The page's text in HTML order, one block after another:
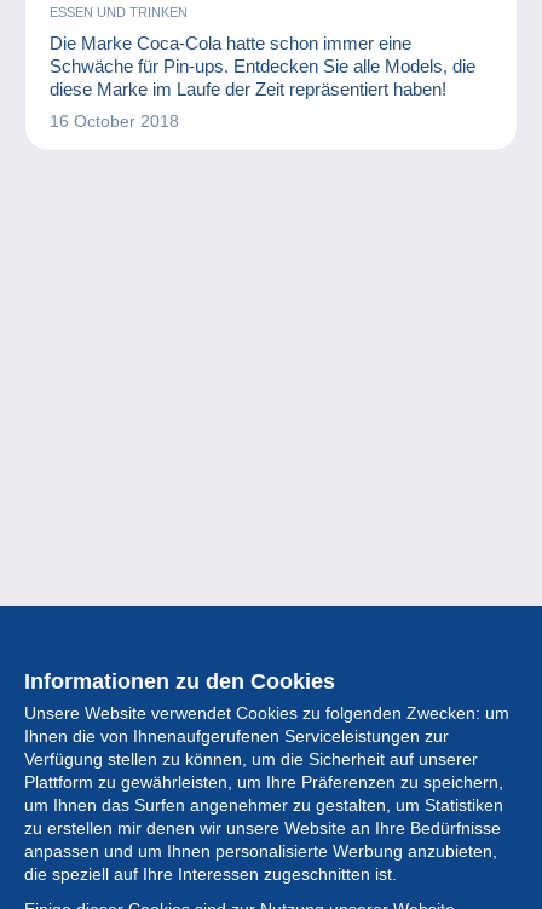
ESSEN UND TRINKEN
Die Marke Coca-Cola hatte schon immer eine
Schwäche für Pin-ups. Entdecken Sie alle Models, die
diese Marke im Laufe der Zeit repräsentiert haben!
16 October 2018
Informationen zu den Cookies
Unsere Website verwendet Cookies zu folgenden Zwecken: um
Ihnen die von Ihnenaufgerufenen Serviceleistungen zur
Verfügung stellen zu können, um die Sicherheit auf unserer
Plattform zu gewährleisten, um Ihre Präferenzen zu speichern,
um Ihnen das Surfen angenehmer zu gestalten, um Statistiken
zu erstellen mir denen wir unsere Website an Ihre Bedürfnisse
anpassen und um Ihnen personalisierte Werbung anzubieten,
die speziell auf Ihre Interessen zugeschnitten ist.
Sammlung